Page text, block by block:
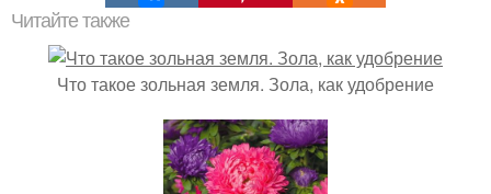
Читайте также
Что такое зольная земля. Зола, как удобрение